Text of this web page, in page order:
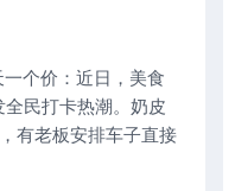
个价：近日，美食
民打卡热潮。奶皮
有老板安排车子直接